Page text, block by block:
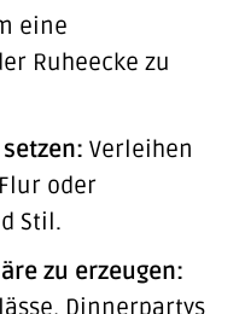
eine
Ruheecke zu
Verleihen
oder
Stil.
zu erzeugen: